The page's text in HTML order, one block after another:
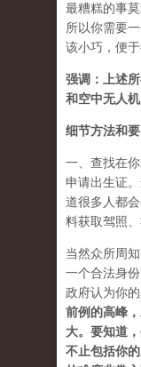
最糟糕的事
所以你需要
该小巧，便于
强调：上述
和空中无人机
细节方法和
一、查找在
申请出生证
道很多人都
料获取驾照
当然众所周
一个合法身
政府认为你
前例的高峰
大。要知道
不止包括你